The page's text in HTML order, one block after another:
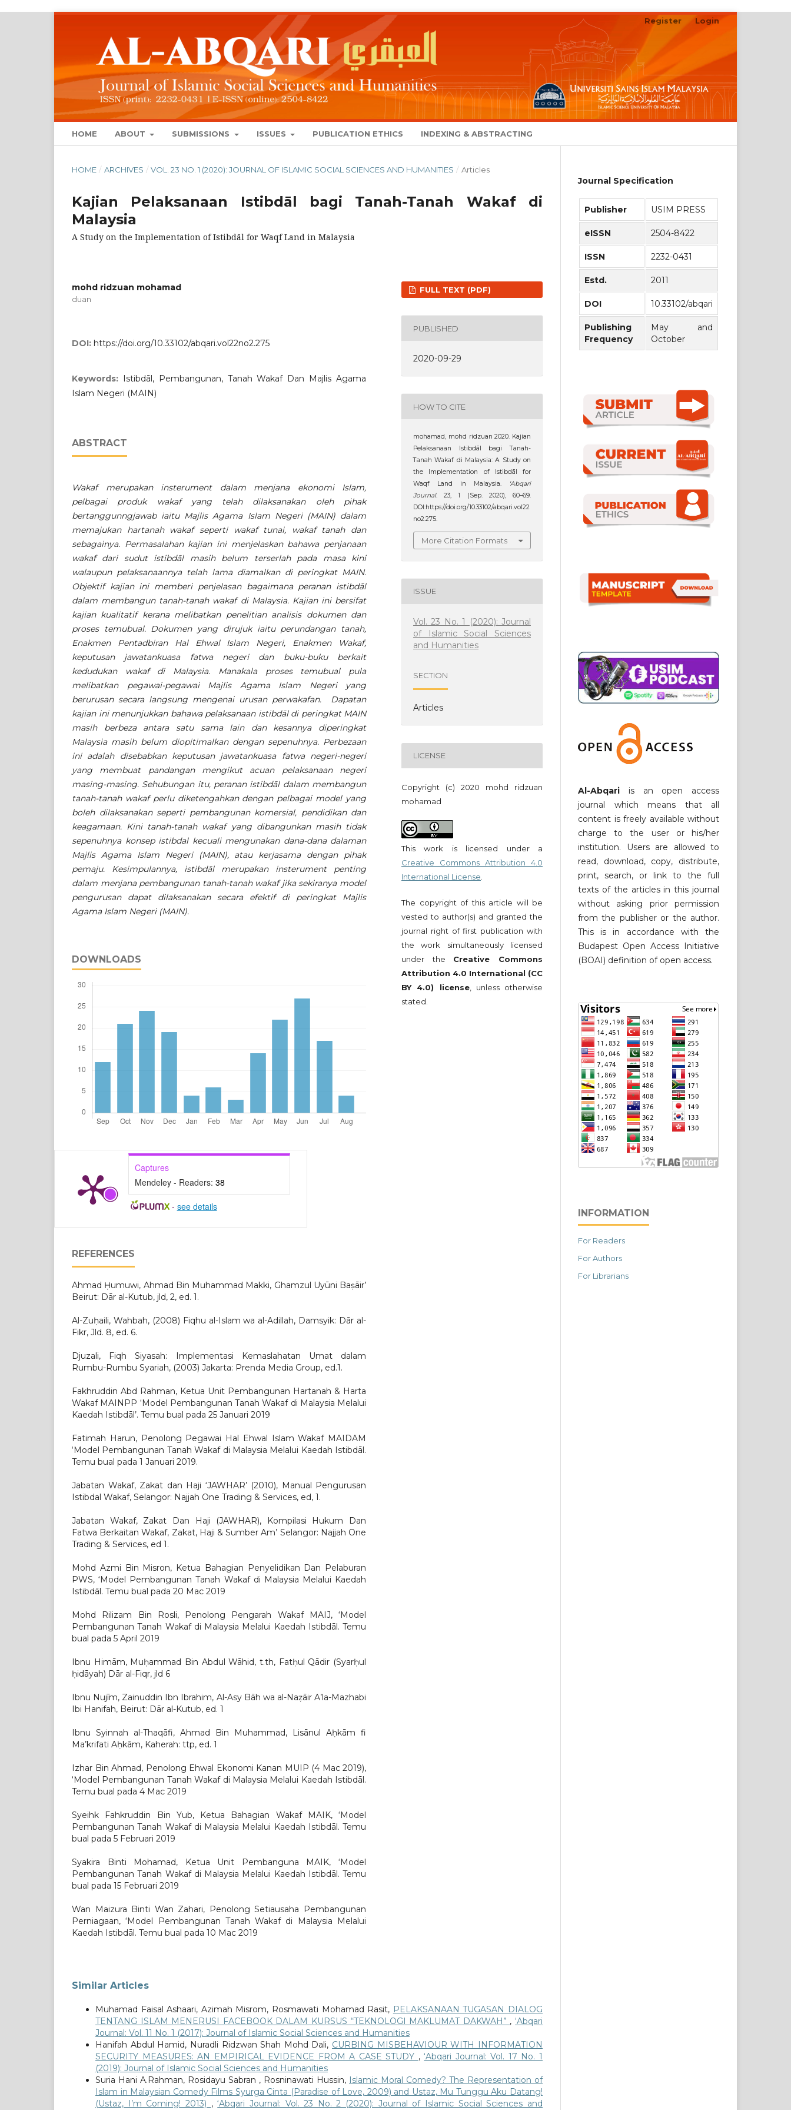
HOME ABOUT SUBMISSIONS ISSUES PUBLICATION ETHICS INDEXING & ABSTRACTING
Register Login
HOME / ARCHIVES / VOL. 23 NO. 1 (2020): JOURNAL OF ISLAMIC SOCIAL SCIENCES AND HUMANITIES / Articles
Kajian Pelaksanaan Istibdāl bagi Tanah-Tanah Wakaf di
Malaysia
A Study on the Implementation of Istibdāl for Waqf Land in Malaysia
mohd ridzuan mohamad
duan
DOI: https://doi.org/10.33102/abqari.vol22no2.275
Keywords: Istibdāl, Pembangunan, Tanah Wakaf Dan Majlis Agama
Islam Negeri (MAIN)
ABSTRACT
Wakaf merupakan insterument dalam menjana ekonomi Islam,
pelbagai produk wakaf yang telah dilaksanakan oleh pihak
bertanggunngjawab iaitu Majlis Agama Islam Negeri (MAIN) dalam
memajukan hartanah wakaf seperti wakaf tunai, wakaf tanah dan
sebagainya. Permasalahan kajian ini menjelaskan bahawa penjanaan
wakaf dari sudut istibdāl masih belum terserlah pada masa kini
walaupun pelaksanaannya telah lama diamalkan di peringkat MAIN.
Objektif kajian ini memberi penjelasan bagaimana peranan istibdāl
dalam membangun tanah-tanah wakaf di Malaysia. Kajian ini bersifat
kajian kualitatif kerana melibatkan penelitian analisis dokumen dan
proses temubual. Dokumen yang dirujuk iaitu perundangan tanah,
Enakmen Pentadbiran Hal Ehwal Islam Negeri, Enakmen Wakaf,
keputusan jawatankuasa fatwa negeri dan buku-buku berkait
kedudukan wakaf di Malaysia. Manakala proses temubual pula
melibatkan pegawai-pegawai Majlis Agama Islam Negeri yang
berurusan secara langsung mengenai urusan perwakafan. Dapatan
kajian ini menunjukkan bahawa pelaksanaan istibdāl di peringkat MAIN
masih berbeza antara satu sama lain dan kesannya diperingkat
Malaysia masih belum diopitimalkan dengan sepenuhnya. Perbezaan
ini adalah disebabkan keputusan jawatankuasa fatwa negeri-negeri
yang membuat pandangan mengikut acuan pelaksanaan negeri
masing-masing. Sehubungan itu, peranan istibdāl dalam membangun
tanah-tanah wakaf perlu diketengahkan dengan pelbagai model yang
boleh dilaksanakan seperti pembangunan komersial, pendidikan dan
keagamaan. Kini tanah-tanah wakaf yang dibangunkan masih tidak
sepenuhnya konsep istibdal kecuali mengunakan dana-dana dalaman
Majlis Agama Islam Negeri (MAIN), atau kerjasama dengan pihak
pemaju. Kesimpulannya, istibdāl merupakan insterument penting
dalam menjana pembangunan tanah-tanah wakaf jika sekiranya model
pengurusan dapat dilaksanakan secara efektif di peringkat Majlis
Agama Islam Negeri (MAIN).
DOWNLOADS
Captures
Mendeley - Readers: 38
- see details
REFERENCES
Ahmad Ḥumuwi, Ahmad Bin Muhammad Makki, Ghamzul Uyūni Baṣāir’
Beirut: Dār al-Kutub, jld, 2, ed. 1.
Al-Zuḥaili, Wahbah, (2008) Fiqhu al-Islam wa al-Adillah, Damsyik: Dār al-
Fikr, Jld. 8, ed. 6.
Djuzali, Fiqh Siyasah: Implementasi Kemaslahatan Umat dalam
Rumbu-Rumbu Syariah, (2003) Jakarta: Prenda Media Group, ed.1.
Fakhruddin Abd Rahman, Ketua Unit Pembangunan Hartanah & Harta
Wakaf MAINPP ‘Model Pembangunan Tanah Wakaf di Malaysia Melalui
Kaedah Istibdāl’. Temu bual pada 25 Januari 2019
Fatimah Harun, Penolong Pegawai Hal Ehwal Islam Wakaf MAIDAM
‘Model Pembangunan Tanah Wakaf di Malaysia Melalui Kaedah Istibdāl.
Temu bual pada 1 Januari 2019.
Jabatan Wakaf, Zakat dan Haji ‘JAWHAR’ (2010), Manual Pengurusan
Istibdal Wakaf, Selangor: Najjah One Trading & Services, ed, 1.
Jabatan Wakaf, Zakat Dan Haji (JAWHAR), Kompilasi Hukum Dan
Fatwa Berkaitan Wakaf, Zakat, Haji & Sumber Am’ Selangor: Najjah One
Trading & Services, ed 1.
Mohd Azmi Bin Misron, Ketua Bahagian Penyelidikan Dan Pelaburan
PWS, ‘Model Pembangunan Tanah Wakaf di Malaysia Melalui Kaedah
Istibdāl. Temu bual pada 20 Mac 2019
Mohd Rilizam Bin Rosli, Penolong Pengarah Wakaf MAIJ, ‘Model
Pembangunan Tanah Wakaf di Malaysia Melalui Kaedah Istibdāl. Temu
bual pada 5 April 2019
Ibnu Himām, Muḥammad Bin Abdul Wāhid, t.th, Fatḥul Qādir (Syarḥul
ḥidāyah) Dār al-Fiqr, jld 6
Ibnu Nujīm, Zainuddin Ibn Ibrahim, Al-Asy Bāh wa al-Naẓāir A’la-Mazhabi
Ibi Hanifah, Beirut: Dār al-Kutub, ed. 1
Ibnu Syinnah al-Thaqāfi, Ahmad Bin Muhammad, Lisānul Aḥkām fi
Ma’krifati Aḥkām, Kaherah: ttp, ed. 1
Izhar Bin Ahmad, Penolong Ehwal Ekonomi Kanan MUIP (4 Mac 2019),
‘Model Pembangunan Tanah Wakaf di Malaysia Melalui Kaedah Istibdāl.
Temu bual pada 4 Mac 2019
Syeihk Fahkruddin Bin Yub, Ketua Bahagian Wakaf MAIK, ‘Model
Pembangunan Tanah Wakaf di Malaysia Melalui Kaedah Istibdāl. Temu
bual pada 5 Februari 2019
Syakira Binti Mohamad, Ketua Unit Pembanguna MAIK, ‘Model
Pembangunan Tanah Wakaf di Malaysia Melalui Kaedah Istibdāl. Temu
bual pada 15 Februari 2019
Wan Maizura Binti Wan Zahari, Penolong Setiausaha Pembangunan
Perniagaan, ‘Model Pembangunan Tanah Wakaf di Malaysia Melalui
Kaedah Istibdāl. Temu bual pada 10 Mac 2019
FULL TEXT (PDF)
PUBLISHED
2020-09-29
HOW TO CITE
mohamad, mohd ridzuan 2020. Kajian
Pelaksanaan Istibdāl bagi Tanah-
Tanah Wakaf di Malaysia: A Study on
the Implementation of Istibdāl for
Waqf Land in Malaysia.
‘Abqari
Journal. 23, 1 (Sep. 2020), 60–69.
DOI:https://doi.org/10.33102/abqari.vol22
no2.275.
More Citation Formats
ISSUE
Vol. 23 No. 1 (2020): Journal
of Islamic Social Sciences
and Humanities
SECTION
Articles
LICENSE
Copyright (c) 2020 mohd ridzuan
mohamad
This work is licensed under a
Creative Commons Attribution 4.0
International License
The copyright of this article will be
vested to author(s) and granted the
journal right of first publication with
the work simultaneously licensed
under the Creative Commons
Attribution 4.0 International (CC
BY 4.0) license, unless otherwise
stated.
Similar Articles
Muhamad Faisal Ashaari, Azimah Misrom, Rosmawati Mohamad Rasit, PELAKSANAAN TUGASAN DIALOG
TENTANG ISLAM MENERUSI FACEBOOK DALAM KURSUS “TEKNOLOGI MAKLUMAT DAKWAH” ,‘Abqari
Journal: Vol. 11 No. 1 (2017): Journal of Islamic Social Sciences and Humanities
Hanifah Abdul Hamid, Nuradli Ridzwan Shah Mohd Dali, CURBING MISBEHAVIOUR WITH INFORMATION
SECURITY MEASURES: AN EMPIRICAL EVIDENCE FROM A CASE STUDY ,‘Abqari Journal: Vol. 17 No. 1
(2019): Journal of Islamic Social Sciences and Humanities
Suria Hani A.Rahman, Rosidayu Sabran , Rosninawati Hussin, Islamic Moral Comedy? The Representation of
Islam in Malaysian Comedy Films Syurga Cinta (Paradise of Love, 2009) and Ustaz, Mu Tunggu Aku Datang!
(Ustaz, I’m Coming! 2013) ,‘Abqari Journal: Vol. 23 No. 2 (2020): Journal of Islamic Social Sciences and
Journal Specification
Publisher USIM PRESS
eISSN 2504-8422
ISSN 2232-0431
Estd. 2011
DOI 10.33102/abqari
Publishing
Frequency
May and
October
Al-Abqari is an open access
journal which means that all
content is freely available without
charge to the user or his/her
institution. Users are allowed to
read, download, copy, distribute,
print, search, or link to the full
texts of the articles in this journal
without asking prior permission
from the publisher or the author.
This is in accordance with the
Budapest Open Access Initiative
(BOAI) definition of open access.
INFORMATION
For Readers
For Authors
For Librarians